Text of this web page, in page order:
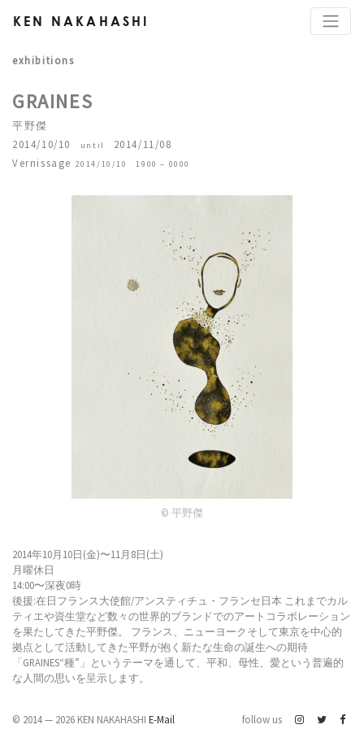
KEN NAKAHASHI
exhibitions
GRAINES
平野傑
2014/10/10
until
2014/11/08
Vernissage 2014/10/10 1900 – 0000
© 平野傑
2014年10月10日(金)〜11月8日(土)
月曜休日
14:00〜深夜0時
後援:在日フランス大使館/アンスティチュ・フランセ日本 これまでカル
ティエや資生堂など数々の世界的ブランドでのアートコラボレーション
を果たしてきた平野傑。 フランス、ニューヨークそして東京を中心的
拠点として活動してきた平野が抱く新たな生命の誕生への期待
「GRAINES“種”」というテーマを通して、平和、母性、愛という普遍的
な人間の思いを呈示します。
© 2014 — 2026 KEN NAKAHASHI E-Mail follow us